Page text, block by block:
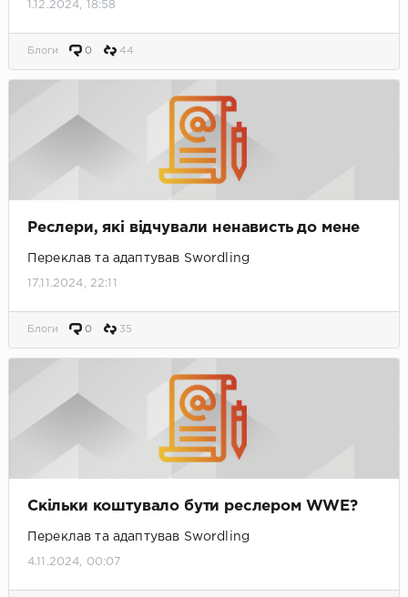
1.12.2024, 18:58
Блоги 0 44
Реслери, які відчували ненависть до мене
Переклав та адаптував Swordling
17.11.2024, 22:11
Блоги 0 35
Скільки коштувало бути реслером WWE?
Переклав та адаптував Swordling
4.11.2024, 00:07